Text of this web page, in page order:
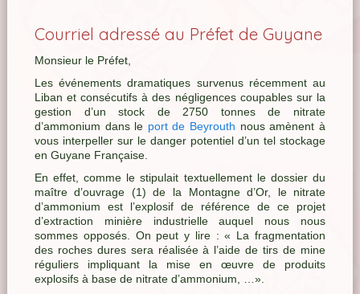
Courriel adressé au Préfet de Guyane
Monsieur le Préfet,
Les événements dramatiques survenus récemment au
Liban et consécutifs à des négligences coupables sur la
gestion d’un stock de 2750 tonnes de nitrate
d’ammonium dans le port de Beyrouth nous amènent à
vous interpeller sur le danger potentiel d’un tel stockage
en Guyane Française.
En effet, comme le stipulait textuellement le dossier du
maître d’ouvrage (1) de la Montagne d’Or, le nitrate
d’ammonium est l’explosif de référence de ce projet
d’extraction minière industrielle auquel nous nous
sommes opposés. On peut y lire : « La fragmentation
des roches dures sera réalisée à l’aide de tirs de mine
réguliers impliquant la mise en œuvre de produits
explosifs à base de nitrate d’ammonium, …».